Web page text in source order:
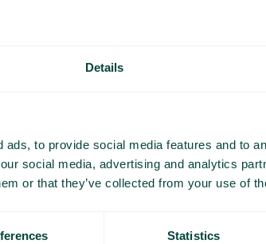
Details
to provide social media features and to
social media, advertising and analytics
or that they’ve collected from your use of
Statistics